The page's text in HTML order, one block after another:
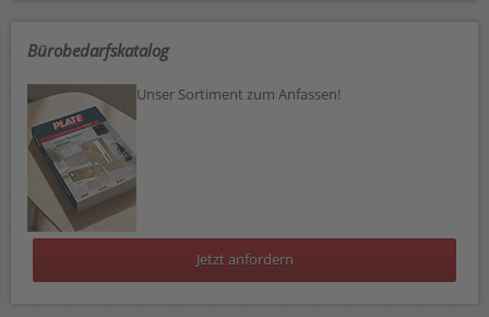
Bürobedarfskatalog
Unser Sortiment zum Anfassen!
Jetzt anfordern